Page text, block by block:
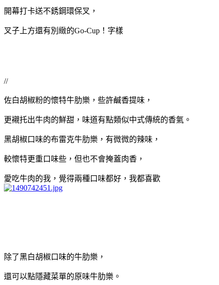
開幕打卡送不銹鋼環保叉，
叉子上方還有別緻的Go-Cup！字樣
//
佐白胡椒粉的懷特牛肋樂，些許鹹香提味，
更襯托出牛肉的鮮甜，味道有點類似中式傳統的香氣。
黑胡椒口味的布雷克牛肋樂，有微微的辣味，
較懷特更重口味些，但也不會掩蓋肉香，
愛吃牛肉的我，覺得兩種口味都好，我都喜歡
除了黑白胡椒口味的牛肋樂，
還可以點隱藏菜單的原味牛肋樂。